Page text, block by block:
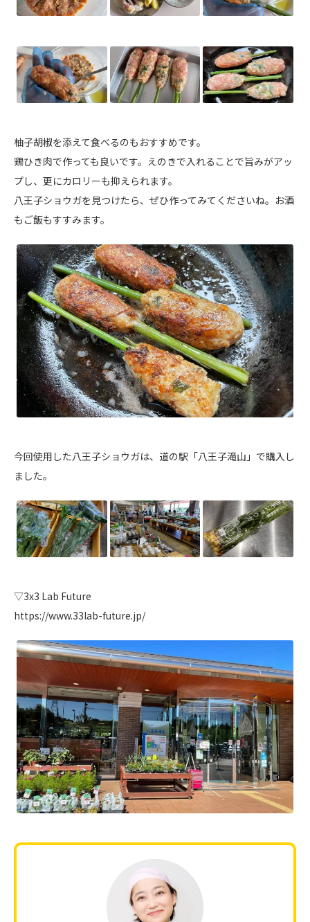
柚子胡椒を添えて食べるのもおすすめです。
鶏ひき肉で作っても良いです。えのきで入れることで旨みがアッ
プし、更にカロリーも抑えられます。
八王子ショウガを見つけたら、ぜひ作ってみてくださいね。お酒
もご飯もすすみます。
今回使用した八王子ショウガは、道の駅「八王子滝山」で購入し
ました。
▽3x3 Lab Future
https://www.33lab-future.jp/